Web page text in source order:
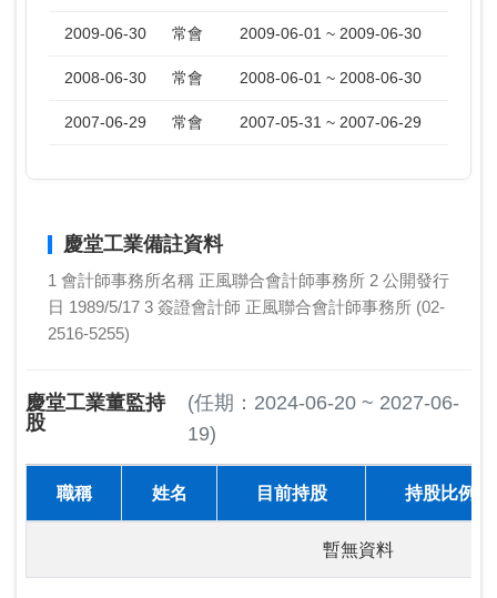
2009-06-30 常會 2009-06-01 ~ 2009-06-30
2008-06-30 常會 2008-06-01 ~ 2008-06-30
2007-06-29 常會 2007-05-31 ~ 2007-06-29
慶堂工業備註資料
1 會計師事務所名稱 正風聯合會計師事務所 2 公開發行
日 1989/5/17 3 簽證會計師 正風聯合會計師事務所 (02-
2516-5255)
慶堂工業董監持
股
(任期：2024-06-20 ~ 2027-06-
19)
職稱 姓名 目前持股 持股比例
暫無資料